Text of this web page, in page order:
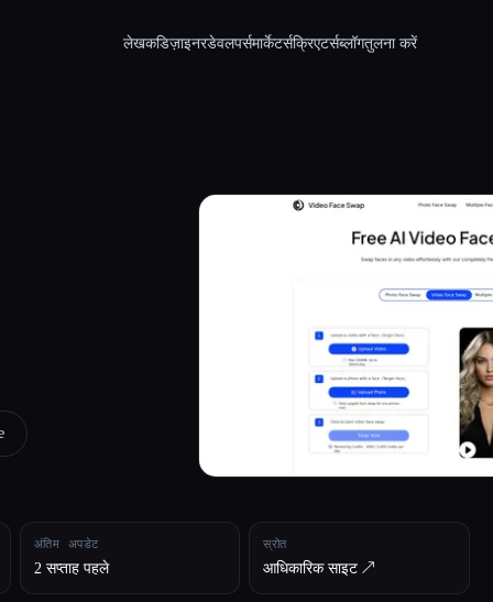
लेखकडिज़ाइनरडेवलपर्समार्केटर्सक्रिएटर्सब्लॉगतुलना करें
अंतिम अपडेट
2 सप्ताह पहले
स्रोत
आधिकारिक साइट ↗︎